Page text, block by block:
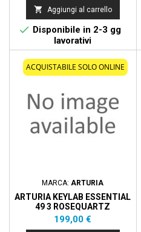
 Aggiungi al carrello
 Disponibile in 2-3 gg
lavorativi
ACQUISTABILE SOLO ONLINE
MARCA:ARTURIA
ARTURIA KEYLAB ESSENTIAL
49 3 ROSEQUARTZ
Prezzo
199,00 €